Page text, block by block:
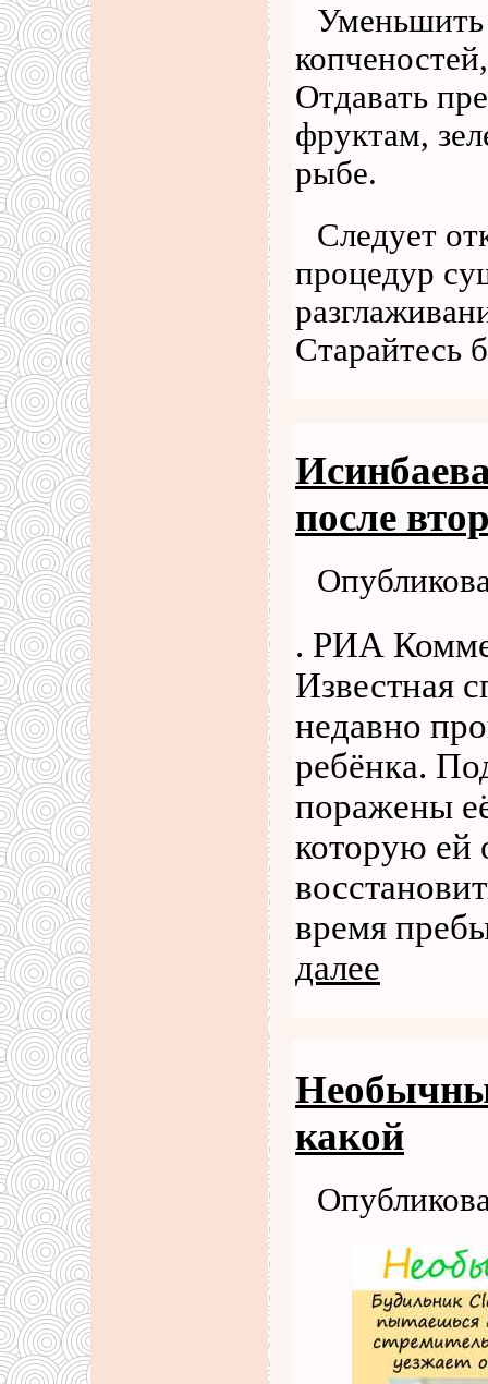
Уменьшить
Отдавать
фруктам,
рыбе.
Следует
процедур
Старайтесь
после
. РИА
Известная
недавно
ребёнка.
поражены
которую ей
время
далее
какой